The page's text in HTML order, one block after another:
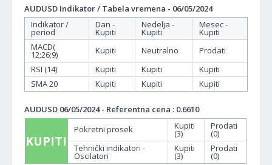
AUDUSD Indikator / Tabela vremena - 06/05/2024
Indikator /
period
Dan -
Kupiti
Nedelja -
Kupiti
Mesec -
Kupiti
MACD(
12;26;9) Kupiti Neutralno
Prodati
RSI (14)
Kupiti Kupiti
Kupiti
SMA 20
Kupiti Kupiti Kupiti
AUDUSD 06/05/2024 - Referentna cena : 0.6610
KUPITI
Pokretni prosek Kupiti
(3)
Prodati
(0)
Tehnički indikatori -
Oscilatori
Kupiti
(3)
Prodati
(0)